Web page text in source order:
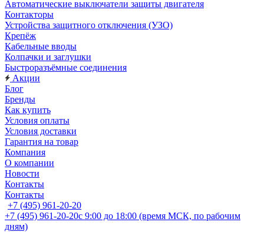
Автоматические выключатели защиты двигателя
Контакторы
Устройства защитного отключения (УЗО)
Крепёж
Кабельные вводы
Колпачки и заглушки
Быстроразъёмные соединения
Акции
Блог
Бренды
Как купить
Условия оплаты
Условия доставки
Гарантия на товар
Компания
О компании
Новости
Контакты
Контакты
+7 (495) 961-20-20
+7 (495) 961-20-20с 9:00 до 18:00 (время МСК, по рабочим
дням)